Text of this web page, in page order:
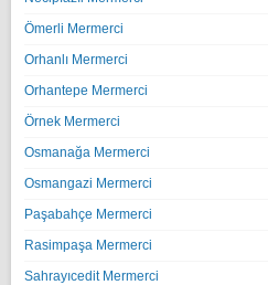
Ömerli Mermerci
Orhanlı Mermerci
Orhantepe Mermerci
Örnek Mermerci
Osmanağa Mermerci
Osmangazi Mermerci
Paşabahçe Mermerci
Rasimpaşa Mermerci
Sahrayıcedit Mermerci